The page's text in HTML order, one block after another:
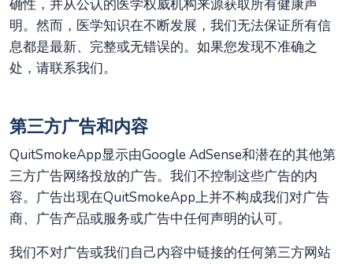
确性，并从公认的医学权威机构来源获取所有健康声
明。然而，医学知识在不断发展，我们无法保证所有信
息都是最新、完整或无错误的。如果您发现不准确之
处，请联系我们。
第三方广告和内容
QuitSmokeApp显示由Google AdSense和潜在的其他第
三方广告网络投放的广告。我们不控制这些广告的内
容。广告出现在QuitSmokeApp上并不构成我们对广告
商、广告产品或服务或广告中任何声明的认可。
我们不对广告或我们自己内容中链接的任何第三方网站